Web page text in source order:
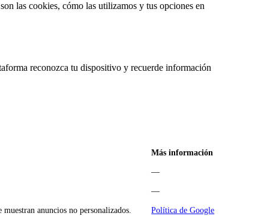
las cookies, cómo las utilizamos y tus opciones en
reconozca tu dispositivo y recuerde información
Más información
—
—
anuncios no personalizados. Política de Google